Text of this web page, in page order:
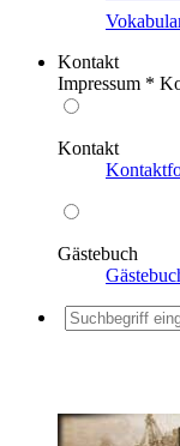
Kontakt
Impressum *
Kontakt
Gästebuch